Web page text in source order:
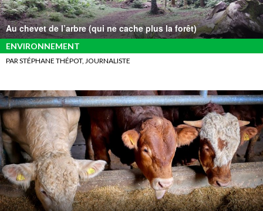
Au chevet de l’arbre (qui ne cache plus la forêt)
ENVIRONNEMENT
PAR STÉPHANE THÉPOT, JOURNALISTE